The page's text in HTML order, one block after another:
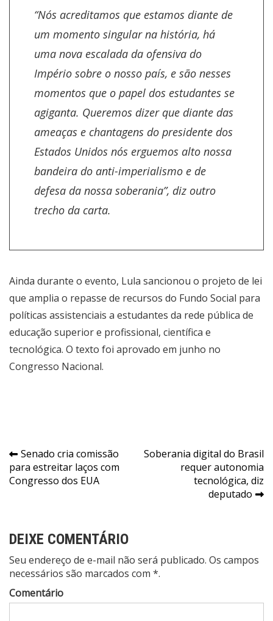
“Nós acreditamos que estamos diante de
um momento singular na história, há
uma nova escalada da ofensiva do
Império sobre o nosso país, e são nesses
momentos que o papel dos estudantes se
agiganta. Queremos dizer que diante das
ameaças e chantagens do presidente dos
Estados Unidos nós erguemos alto nossa
bandeira do anti-imperialismo e de
defesa da nossa soberania”, diz outro
trecho da carta.
Ainda durante o evento, Lula sancionou o projeto de lei
que amplia o repasse de recursos do Fundo Social para
políticas assistenciais a estudantes da rede pública de
educação superior e profissional, científica e
tecnológica. O texto foi aprovado em junho no
Congresso Nacional.
Navegação
de
Senado cria comissão
para estreitar laços com
Congresso dos EUA
Soberania digital do Brasil
requer autonomia
tecnológica, diz
deputado
DEIXE COMENTÁRIO
Seu endereço de e-mail não será publicado. Os campos
necessários são marcados com *.
Comentário